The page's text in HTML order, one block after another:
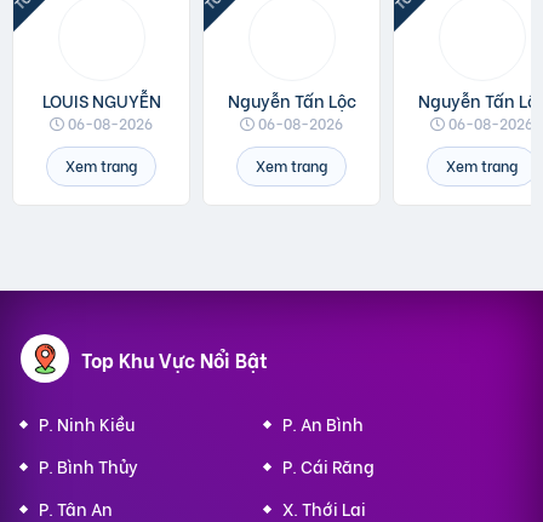
LOUIS NGUYỄN
06-08-2026
Xem trang
Nguyễn Tấn Lộc
06-08-2026
Xem trang
Nguyễn Tấn
06-08-2026
Xem trang
Top Khu Vực Nổi Bật
P. Ninh Kiều
P. An Bình
P. Bình Thủy
P. Cái Răng
P. Tân An
X. Thới Lai